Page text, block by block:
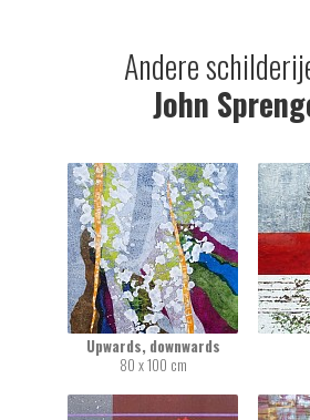
Andere
John
Upwards, downwards
80 x 100 cm